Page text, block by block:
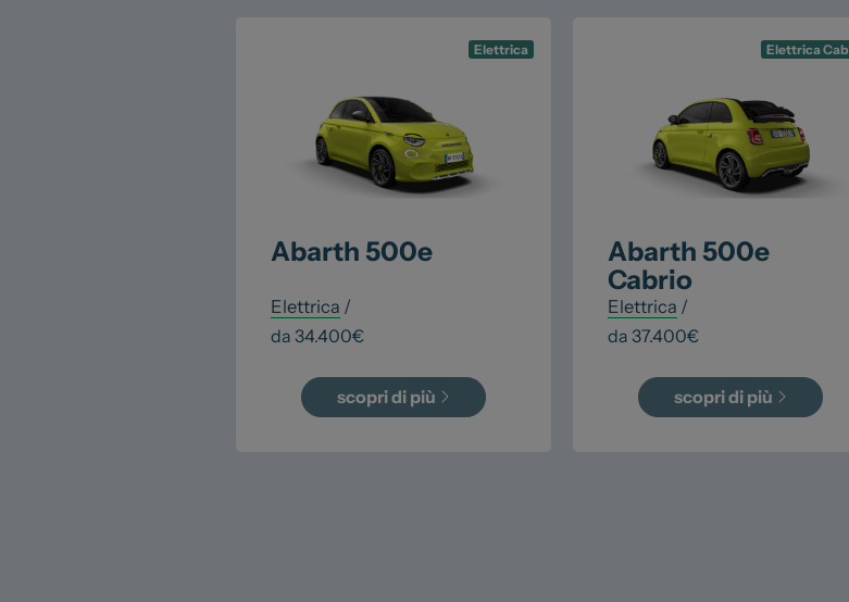
Elettrica
Abarth 500e
Elettrica /
da 34.400€
scopri di più
Elettrica
Abarth 500e
Cabrio
Elettrica /
da 37.400€
scopri di più